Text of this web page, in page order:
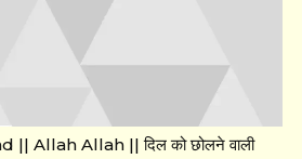
Allah Allah || दिल को छोलने वाली